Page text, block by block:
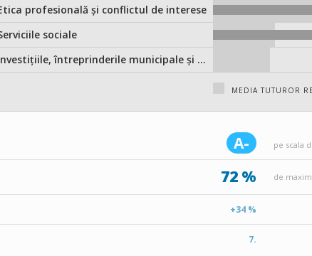
profesională și conflictul de interese
sociale
întreprinderile municipale și participarea în societățile comerciale
MEDIA TUTUROR
A- pe scala
72 % de
+34 %
7.